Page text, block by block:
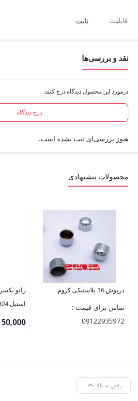
قابلیت ثابت
نقد و بررسی‌ها
درمورد این محصول دیدگاه درج کنید.
درج دیدگاه
هنوز بررسی‌ای ثبت نشده است.
محصولات پیشنهادی
درپوش 16 پلاستیکی کروم
تماس برای قیمت :
09122935972
استیل 304
50,000
رفتن به بالا